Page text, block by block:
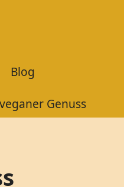
Blog
Genuss